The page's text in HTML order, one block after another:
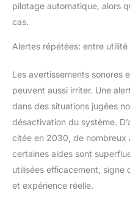
pilotage automatique, alors
cas.
Alertes répétées: entre utilité
Les avertissements sonores
peuvent aussi irriter. Une
dans des situations jugées
désactivation du système.
citée en 2030, de nombreux
certaines aides sont
utilisées efficacement, signe
et expérience réelle.